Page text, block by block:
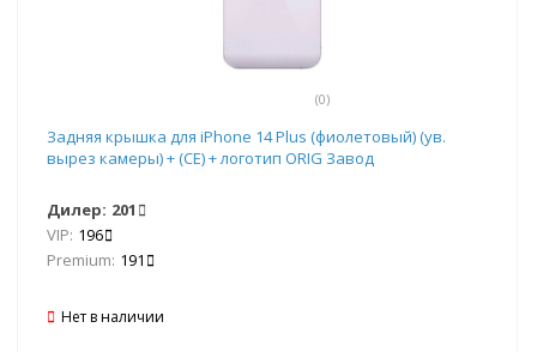
(0)
Задняя крышка для iPhone 14 Plus (фиолетовый) (ув.
вырез камеры) + (СЕ) + логотип ORIG Завод
Дилер: 201
VIP: 196
Premium: 191
Нет в наличии